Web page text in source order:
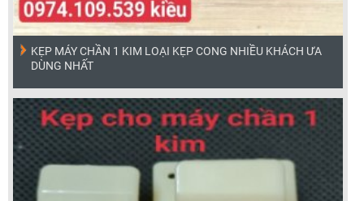
KẸP MÁY CHẦN 1 KIM LOẠI KẸP CONG NHIỀU KHÁCH ƯA
DÙNG NHẤT